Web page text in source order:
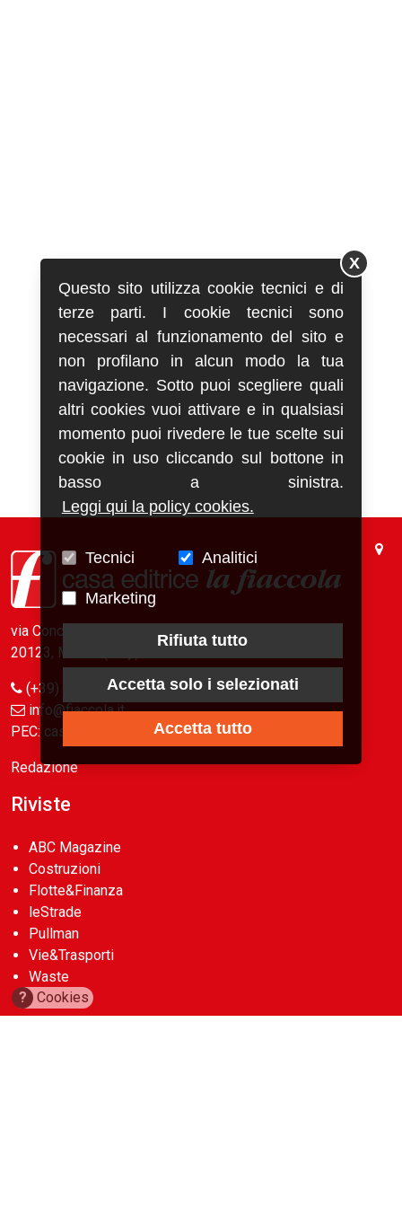
via Conca del Naviglio, 37
20123, Milano (Italy)
(+39) 02 89421350
info@fiaccola.it
PEC: casaeditricelafiaccola@legalmail.it
Redazione
Riviste
ABC Magazine
Costruzioni
Flotte&Finanza
leStrade
Pullman
Vie&Trasporti
Waste
? Cookies
Questo sito utilizza cookie tecnici e di
terze parti. I cookie tecnici sono
necessari al funzionamento del sito e
non profilano in alcun modo la tua
navigazione. Sotto puoi scegliere quali
altri cookies vuoi attivare e in qualsiasi
momento puoi rivedere le tue scelte sui
cookie in uso cliccando sul bottone in
basso a sinistra.
Leggi qui la policy cookies.
Tecnici Analitici
Marketing
Rifiuta tutto
Accetta solo i selezionati
Accetta tutto
X